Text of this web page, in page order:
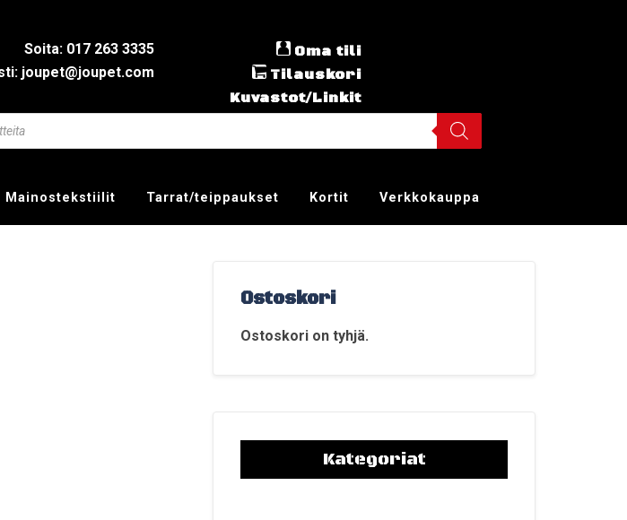
Soita: 017 263 3335
joupet@joupet.com
Oma tili
Tilauskori
Kuvastot/Linkit
Mainostekstiilit Tarrat/teippaukset Kortit Verkkokauppa
Ostoskori
Ostoskori on tyhjä.
Kategoriat